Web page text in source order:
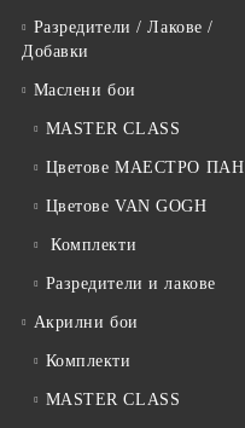
Разредители / Лакове /
Добавки
Маслени бои
MASTER CLASS
Цветове МАЕСТРО ПАН
Цветове VAN GOGH
Комплекти
Разредители и лакове
Акрилни бои
Комплекти
MASTER CLASS